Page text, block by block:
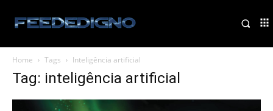
Home Tags Inteligência artificial
Tag: inteligência artificial